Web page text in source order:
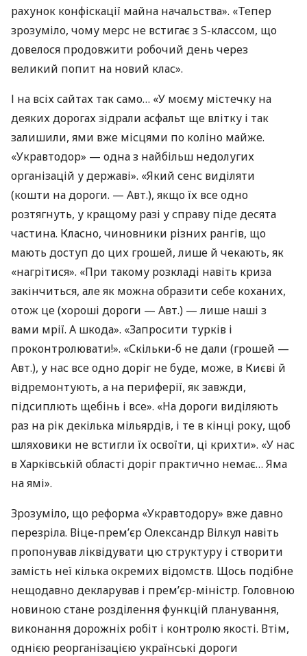
рахунок конфіскації майна начальства». «Тепер
зрозуміло, чому мерс не встигає з S-классом, що
довелося продовжити робочий день через
великий попит на новий клас».
І на всіх сайтах так само… «У моєму містечку на
деяких дорогах зідрали асфальт ще влітку і так
залишили, ями вже місцями по коліно майже.
«Укравтодор» — одна з найбільш недолугих
організацій у державі». «Який сенс виділяти
(кошти на дороги. — Авт.), якщо їх все одно
розтягнуть, у кращому разі у справу піде десята
частина. Класно, чиновники різних рангів, що
мають доступ до цих грошей, лише й чекають, як
«нагрітися». «При такому розкладі навіть криза
закінчиться, але як можна образити себе коханих,
отож це (хороші дороги — Авт.) — лише наші з
вами мрії. А шкода». «Запросити турків і
проконтролювати!». «Скільки-б не дали (грошей —
Авт.), у нас все одно доріг не буде, може, в Києві й
відремонтують, а на периферії, як завжди,
підсиплють щебінь і все». «На дороги виділяють
раз на рік декілька мільярдів, і те в кінці року, щоб
шляховики не встигли їх освоїти, ці крихти». «У нас
в Харківській області доріг практично немає… Яма
на ямі».
Зрозуміло, що реформа «Укравтодору» вже давно
перезріла. Віце-прем’єр Олександр Вілкул навіть
пропонував ліквідувати цю структуру і створити
замість неї кілька окремих відомств. Щось подібне
нещодавно декларував і прем’єр-міністр. Головною
новиною стане розділення функцій планування,
виконання дорожніх робіт і контролю якості. Втім,
однією реорганізацією українські дороги